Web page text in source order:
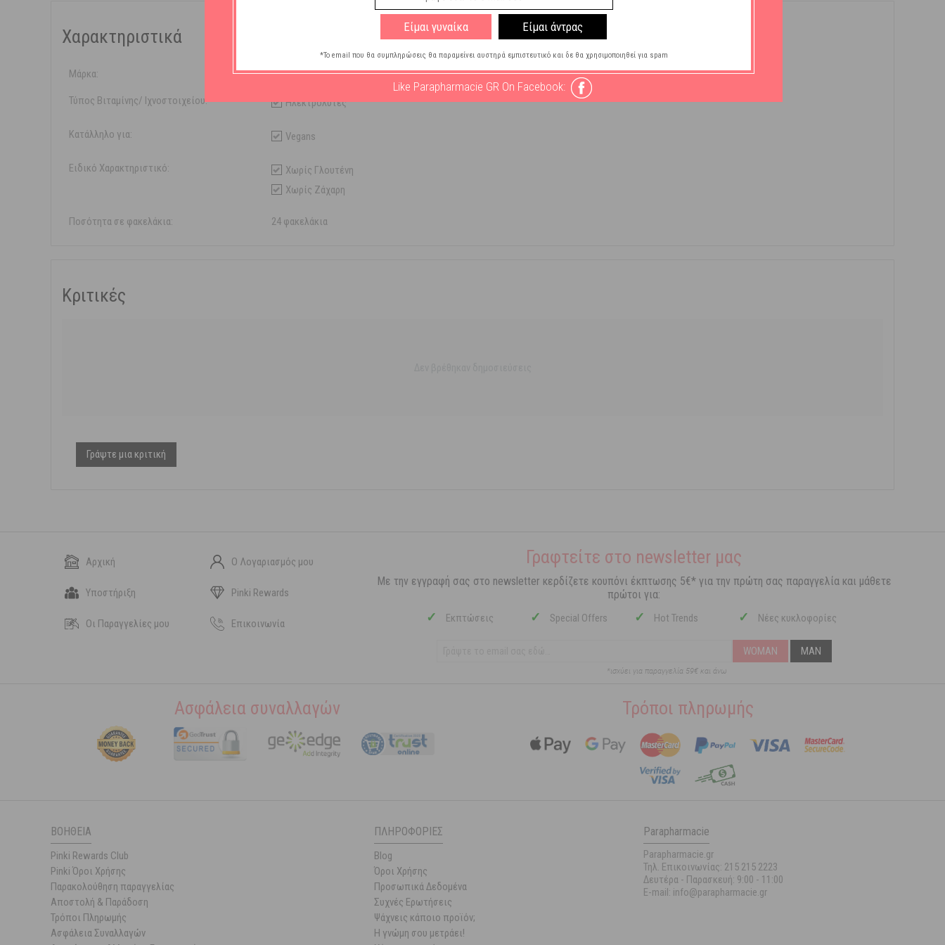
Χαρακτηριστικά
Μάρκα: Supradyn
Τύπος Βιταμίνης/ Ιχνοστοιχείου: Ηλεκτρολύτες
Κατάλληλο για: Vegans
Ειδικό Χαρακτηριστικό:
Χωρίς Γλουτένη
Χωρίς Ζάχαρη
Ποσότητα σε φακελάκια: 24 φακελάκια
Κριτικές
Γράψτε μια κριτική
Αρχική Ο Λογαριασμός μου
Υποστήριξη Pinki Rewards
Οι Παραγγελίες μου Επικοινωνία
Γραφτείτε στο newsletter μας
Με την εγγραφή σας στο newsletter κερδίζετε κουπόνι έκπτωσης 5€* για την πρώτη σας παραγγελία και μάθετε
πρώτοι για:
✓ Εκπτώσεις ✓ Special Offers ✓ Hot Trends ✓ Νέες κυκλοφορίες
WOMAN MAN
*ισχύει για παραγγελία 59€ και άνω
Ασφάλεια συναλλαγών Τρόποι πληρωμής
ΒΟΉΘΕΙΑ
Pinki Rewards Club
Pinki Όροι Χρήσης
Παρακολούθηση παραγγελίας
Αποστολή & Παράδοση
Τρόποι Πληρωμής
Ασφάλεια Συναλλαγών
ΠΛΗΡΟΦΟΡΊΕΣ
Blog
Όροι Χρήσης
Προσωπικά Δεδομένα
Συχνές Ερωτήσεις
Ψάχνεις κάποιο προϊόν;
Η γνώμη σου μετράει!
Parapharmacie
Parapharmacie.gr
Τηλ. Επικοινωνίας: 215 215 2223
Δευτέρα - Παρασκευή: 9:00 - 11:00
E-mail: info@parapharmacie.gr
Είμαι γυναίκα Είμαι άντρας
*Το email που θα συμπληρώσεις θα παραμείνει αυστηρά εμπιστευτικό και δε θα χρησιμοποιηθεί για spam
Like Parapharmacie GR On Facebook: